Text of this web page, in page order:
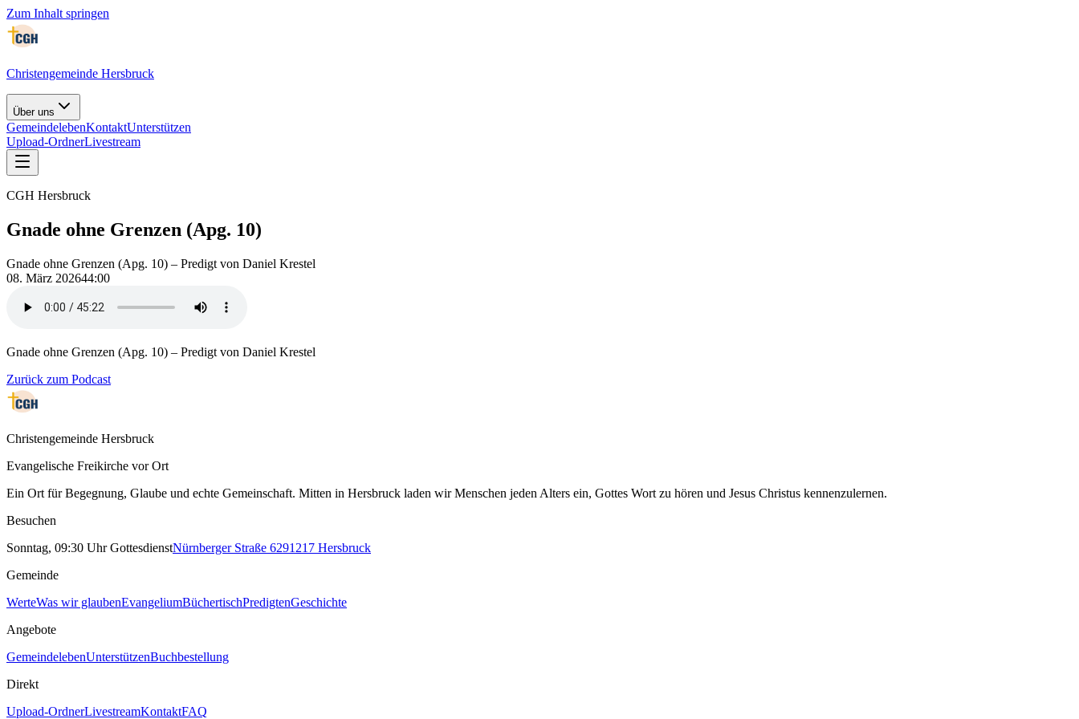
Zum Inhalt springen
Christengemeinde Hersbruck
Über uns
GemeindelebenKontaktUnterstützen
Upload-OrdnerLivestream
CGH Hersbruck
Gnade ohne Grenzen (Apg. 10)
Gnade ohne Grenzen (Apg. 10) – Predigt von Daniel Krestel
08. März 202644:00
Gnade ohne Grenzen (Apg. 10) – Predigt von Daniel Krestel
Zurück zum Podcast
Christengemeinde Hersbruck
Evangelische Freikirche vor Ort
Ein Ort für Begegnung, Glaube und echte Gemeinschaft. Mitten in Hersbruck laden wir Menschen jeden Alters ein, Gottes Wort zu hören und Jesus Christus kennenzulernen.
Besuchen
Sonntag, 09:30 Uhr GottesdienstNürnberger Straße 6291217 Hersbruck
Gemeinde
WerteWas wir glaubenEvangeliumBüchertischPredigtenGeschichte
Angebote
GemeindelebenUnterstützenBuchbestellung
Direkt
Upload-OrdnerLivestreamKontaktFAQ